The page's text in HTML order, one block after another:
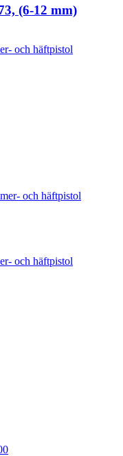
(6-12 mm)